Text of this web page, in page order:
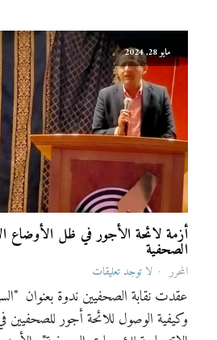
مايو 28, 2024
أزمة لائحة الأجور في ظل الأوضاع
الصحفية
المحرر لا توجد تعليقات
عقدت نقابة الصحفيين ندوة بعنوان
وكيفية الوصول للائحة أجور